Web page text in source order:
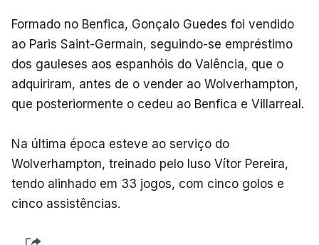
Formado no Benfica, Gonçalo Guedes foi vendido
ao Paris Saint-Germain, seguindo-se empréstimo
dos gauleses aos espanhóis do Valência, que o
adquiriram, antes de o vender ao Wolverhampton,
que posteriormente o cedeu ao Benfica e Villarreal.
Na última época esteve ao serviço do
Wolverhampton, treinado pelo luso Vítor Pereira,
tendo alinhado em 33 jogos, com cinco golos e
cinco assistências.